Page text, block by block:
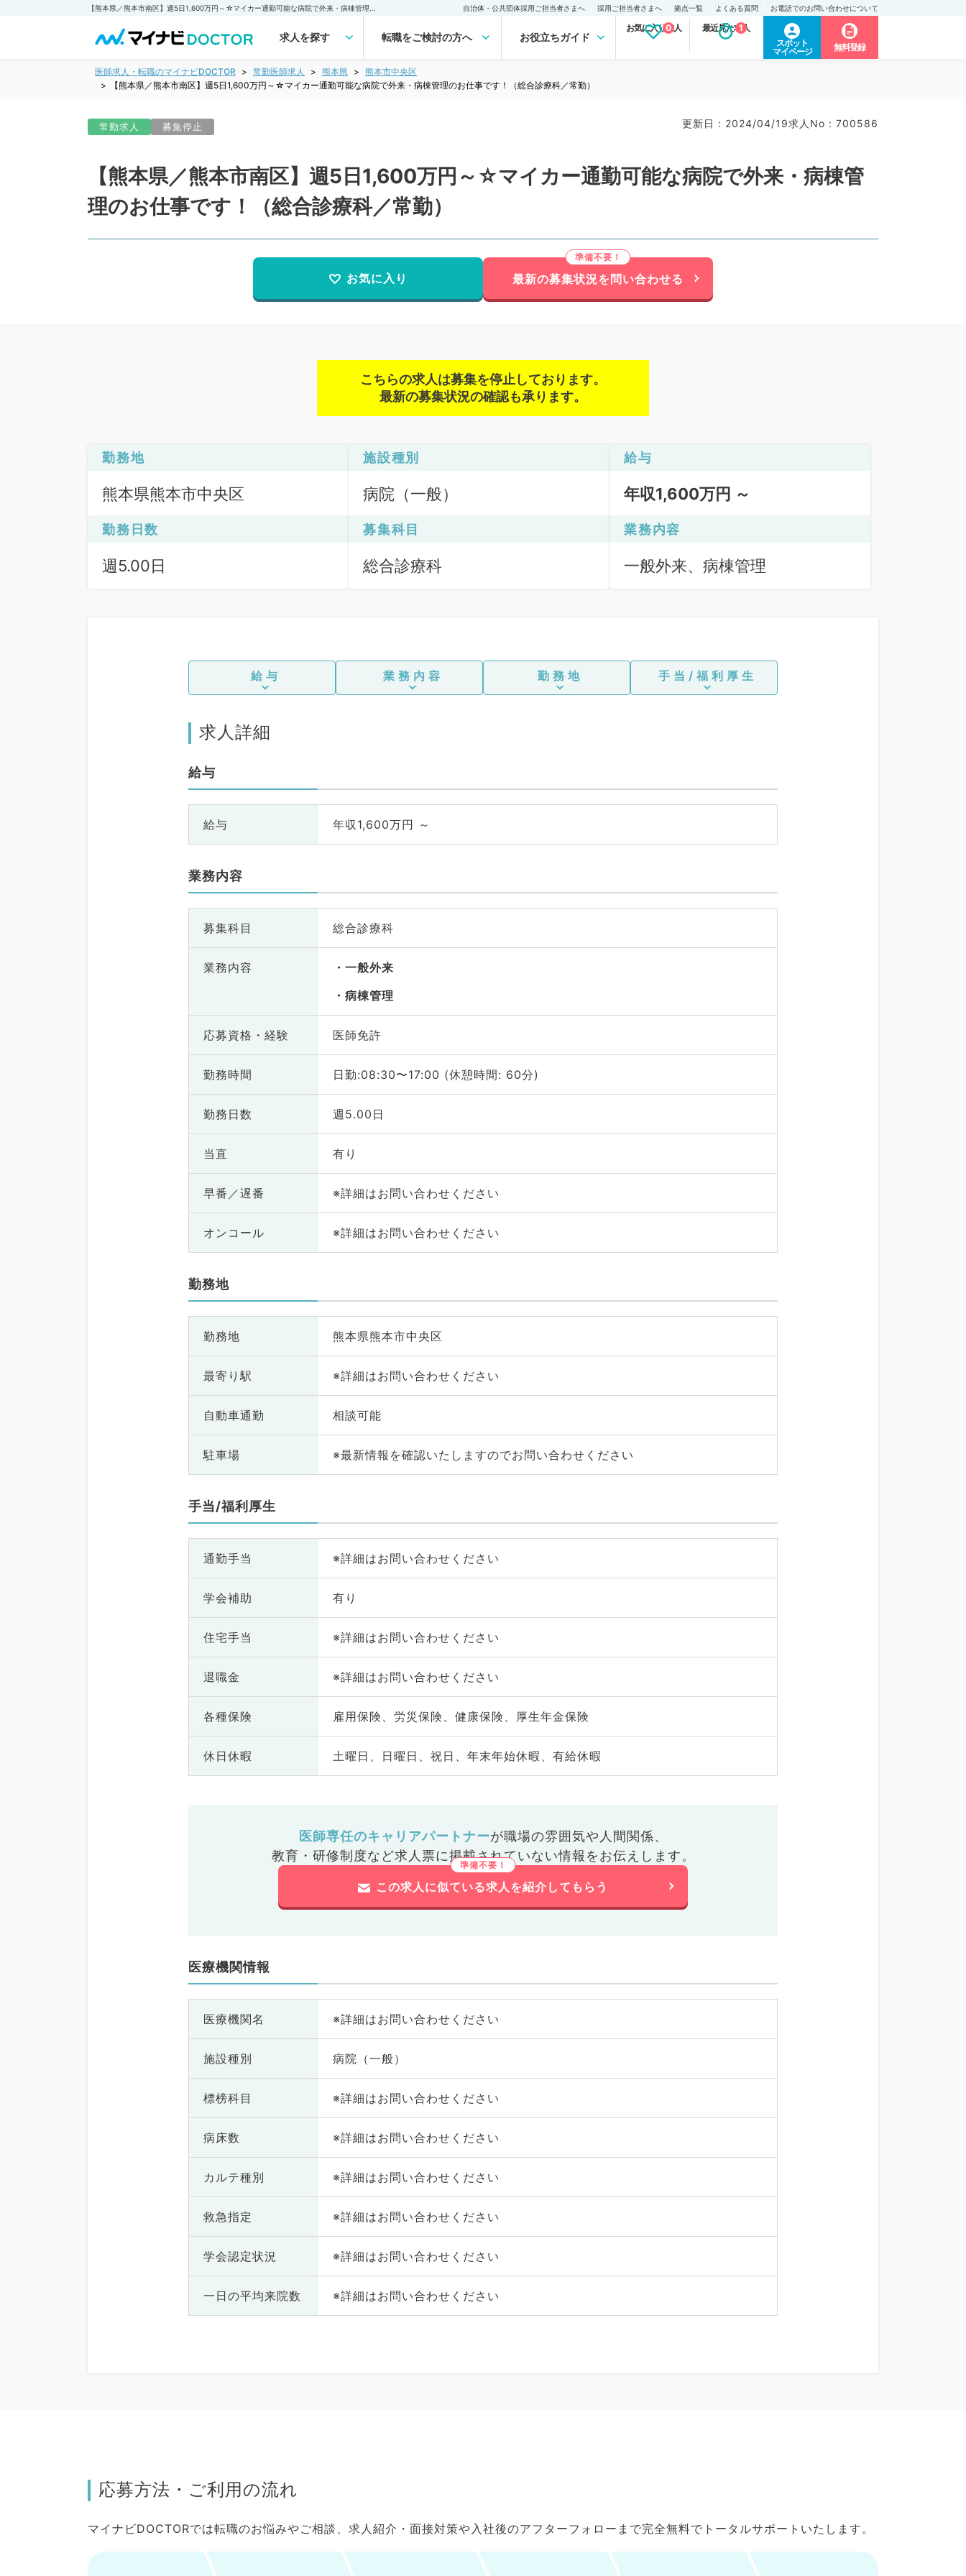
自治体・公共団体採用ご担当者さまへ 採用ご担当者さまへ 拠点一覧 よくある質問 お電話でのお問い合わせについて
求人を探す 転職をご検討の方へ お役立ちガイド
お気に入り求人
0 最近見た求人
1
スポット
マイページ
無料登録
医師求人・転職のマイナビDOCTOR 常勤医師求人 熊本県
熊本市中央区
【熊本県／熊本市南区】週5日1,600万円～☆マイカー通勤可能な病院で外来・病棟管理のお仕事です！（総合診療科／常勤）
常勤求人 募集停止 更新日 : 2024/04/19求人No : 700586
【熊本県／熊本市南区】週5日1,600万円～☆マイカー通勤可能な病院で外来・病棟管
理のお仕事です！（総合診療科／常勤）
お気に入り 最新の募集状況を問い合わせる
こちらの求人は募集を停止しております。
最新の募集状況の確認も承ります。
勤務地
熊本県熊本市中央区
施設種別
病院（一般）
給与
年収1,600万円 ～
勤務日数
週5.00日
募集科目
総合診療科
業務内容
一般外来、病棟管理
給与 業務内容 勤務地 手当/福利厚生
求人詳細
給与
給与 年収1,600万円 ～
業務内容
募集科目 総合診療科
業務内容
一般外来
病棟管理
応募資格・ 経験 医師免許
勤務時間 日勤:08:30〜17:00 (休憩時間: 60分)
勤務日数 週5.00日
当直 有り
早番／遅番 ※詳細はお問い合わせください
オンコール ※詳細はお問い合わせください
勤務地
勤務地 熊本県熊本市中央区
最寄り駅 ※詳細はお問い合わせください
自動車通勤 相談可能
駐車場 ※最新情報を確認いたしますのでお問い合わせください
手当/福利厚生
通勤手当 ※詳細はお問い合わせください
学会補助 有り
住宅手当 ※詳細はお問い合わせください
退職金 ※詳細はお問い合わせください
各種保険 雇用保険、労災保険、健康保険、厚生年金保険
休日休暇 土曜日、日曜日、祝日、年末年始休暇、有給休暇
医師専任のキャリアパートナーが職場の雰囲気や人間関係、
教育・研修制度など求人票に掲載されていない情報をお伝えします。
この求人に似ている求人を紹介してもらう
医療機関情報
医療機関名 ※詳細はお問い合わせください
施設種別 病院（一般）
標榜科目 ※詳細はお問い合わせください
病床数 ※詳細はお問い合わせください
カルテ種別 ※詳細はお問い合わせください
救急指定 ※詳細はお問い合わせください
学会認定状況 ※詳細はお問い合わせください
一日の平均来院数 ※詳細はお問い合わせください
応募方法・ご利用の流れ
マイナビDOCTORでは転職のお悩みやご相談、求人紹介・面接対策や入社後のアフターフォローまで完全無料でトータルサポートいたします。